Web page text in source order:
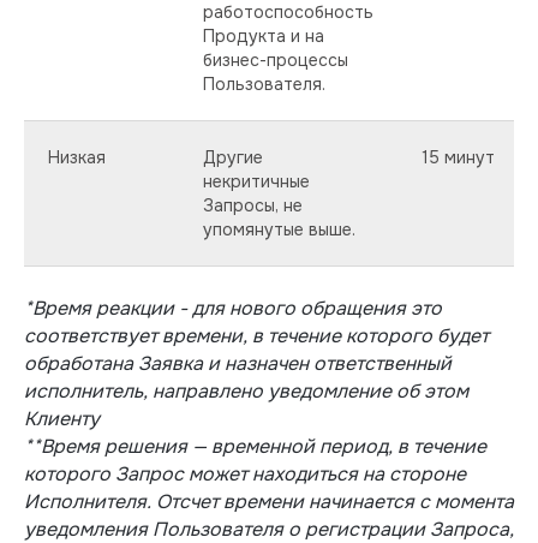
работоспособность
Продукта и на
бизнес-процессы
Пользователя.
Низкая
Другие
некритичные
Запросы, не
упомянутые выше.
15 минут
*Время реакции - для нового обращения это
соответствует времени, в течение которого будет
обработана Заявка и назначен ответственный
исполнитель, направлено уведомление об этом
Клиенту
**Время решения — временной период, в течение
которого Запрос может находиться на стороне
Исполнителя. Отсчет времени начинается с момента
уведомления Пользователя о регистрации Запроса,